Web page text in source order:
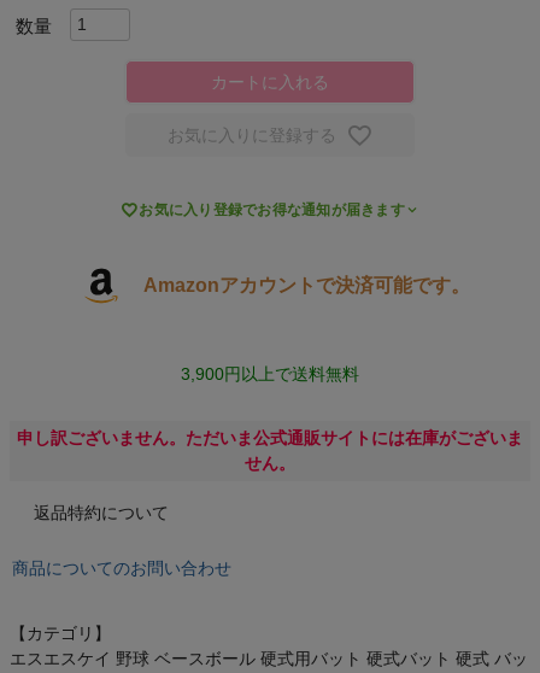
レディースカジュアルウェア
もっと見る
ヨガ
キャンプ・フェス
旅行
カートに入れる
お気に入りに登録する
お気に入り登録でお得な通知が届きます
Amazonアカウントで決済可能です。
3,900円以上で送料無料
申し訳ございません。ただいま公式通販サイトには在庫がございま
せん。
返品特約について
商品についてのお問い合わせ
【カテゴリ】
エスエスケイ 野球 ベースボール 硬式用バット 硬式バット 硬式 バッ